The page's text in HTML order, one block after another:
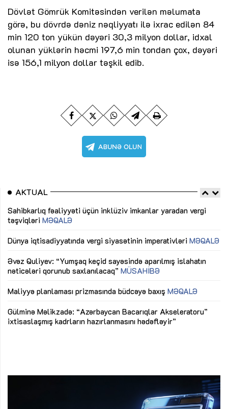
Dövlət Gömrük Komitəsindən verilən məlumata
görə, bu dövrdə dəniz nəqliyyatı ilə ixrac edilən 84
min 120 ton yükün dəyəri 30,3 milyon dollar, idxal
olunan yüklərin həcmi 197,6 min tondan çox, dəyəri
isə 156,1 milyon dollar təşkil edib.
AKTUAL
Sahibkarlıq fəaliyyəti üçün inklüziv imkanlar yaradan vergi
təşviqləri MƏQALƏ
Dünya iqtisadiyyatında vergi siyasətinin imperativləri MƏQALƏ
Əvəz Quliyev: “Yumşaq keçid sayəsində aparılmış islahatın
nəticələri qorunub saxlanılacaq” MÜSAHİBƏ
Maliyyə planlaması prizmasında büdcəyə baxış MƏQALƏ
Gülminə Məlikzadə: “Azərbaycan Bacarıqlar Akseleratoru”
ixtisaslaşmış kadrların hazırlanmasını hədəfləyir”